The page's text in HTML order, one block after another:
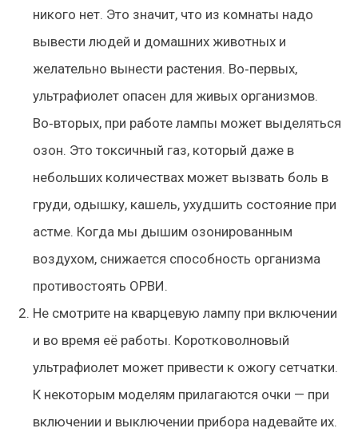
никого нет. Это значит, что из комнаты надо
вывести людей и домашних животных и
желательно вынести растения. Во‑первых,
ультрафиолет опасен для живых организмов.
Во‑вторых, при работе лампы может выделяться
озон. Это токсичный газ, который даже в
небольших количествах может вызвать боль в
груди, одышку, кашель, ухудшить состояние при
астме. Когда мы дышим озонированным
воздухом, снижается способность организма
противостоять ОРВИ.
Не смотрите на кварцевую лампу при включении
и во время её работы. Коротковолновый
ультрафиолет может привести к ожогу сетчатки.
К некоторым моделям прилагаются очки — при
включении и выключении прибора надевайте их.